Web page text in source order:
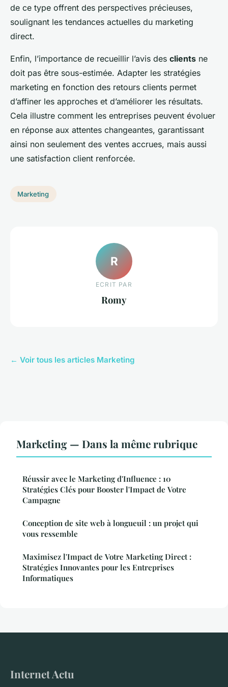
de ce type offrent des perspectives précieuses,
soulignant les tendances actuelles du marketing
direct.
Enfin, l’importance de recueillir l’avis des clients ne
doit pas être sous-estimée. Adapter les stratégies
marketing en fonction des retours clients permet
d’affiner les approches et d’améliorer les résultats.
Cela illustre comment les entreprises peuvent évoluer
en réponse aux attentes changeantes, garantissant
ainsi non seulement des ventes accrues, mais aussi
une satisfaction client renforcée.
Marketing
R
ECRIT PAR
Romy
← Voir tous les articles Marketing
Marketing — Dans la même rubrique
Réussir avec le Marketing d'Influence : 10
Stratégies Clés pour Booster l'Impact de Votre
Campagne
Conception de site web à longueuil : un projet qui
vous ressemble
Maximisez l'Impact de Votre Marketing Direct :
Stratégies Innovantes pour les Entreprises
Informatiques
Internet Actu